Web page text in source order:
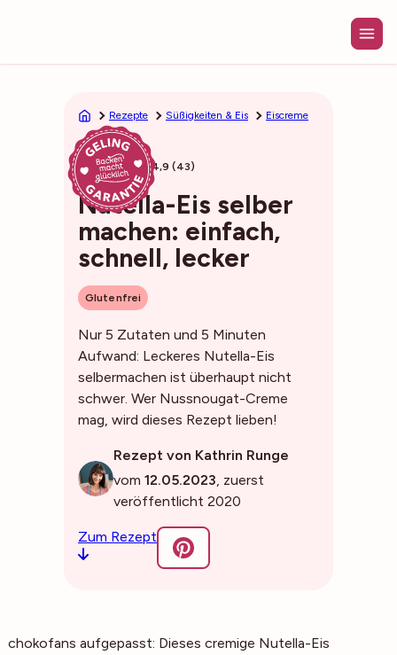
Rezepte Süßigkeiten & Eis Eiscreme
10min 4,9 (43)
Nutella-Eis selber
machen: einfach,
schnell, lecker
Glutenfrei
Nur 5 Zutaten und 5 Minuten
Aufwand: Leckeres Nutella-Eis
selbermachen ist überhaupt nicht
schwer. Wer Nussnougat-Creme
mag, wird dieses Rezept lieben!
Rezept von Kathrin Runge
vom 12.05.2023, zuerst
veröffentlicht 2020
Zum Rezept
Schokofans aufgepasst: Dieses cremige Nutella-Eis